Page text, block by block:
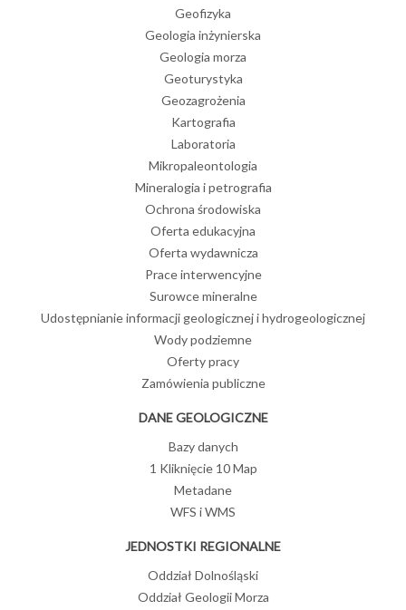
Geofizyka
Geologia inżynierska
Geologia morza
Geoturystyka
Geozagrożenia
Kartografia
Laboratoria
Mikropaleontologia
Mineralogia i petrografia
Ochrona środowiska
Oferta edukacyjna
Oferta wydawnicza
Prace interwencyjne
Surowce mineralne
Udostępnianie informacji geologicznej i hydrogeologicznej
Wody podziemne
Oferty pracy
Zamówienia publiczne
DANE GEOLOGICZNE
Bazy danych
1 Kliknięcie 10 Map
Metadane
WFS i WMS
JEDNOSTKI REGIONALNE
Oddział Dolnośląski
Oddział Geologii Morza